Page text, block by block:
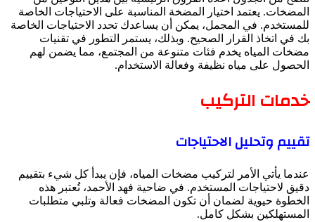
المضخات. يعتمد اختيار المضخة المناسبة على الاحتياجات الخاصة
للمستخدم. في المجمل، يمكن أن يساعدك تحدد الاحتياجات الخاصة
بك في اتخاذ القرار الصحيح. وبذلك، يستمر التطور في تقنيات
مضخات المياه يخدم فئات متنوعة من المجتمع، مما يضمن لهم
الحصول على مياه نظيفة وفعالة الاستخدام.
خدمات التركيب
تقييم وتحليل الاحتياجات
عندما يأتي الأمر لتركيب مضخات المياه، فإن يبدأ كل شيء بتقييم
دقيق لاحتياجات المستخدم. في ضاحية فهد الأحمد، تُعتبر هذه
الخطوة حيوية لضمان أن تكون المضخات فعالة وتلبي متطلبات
المستهلكين بشكل كامل.